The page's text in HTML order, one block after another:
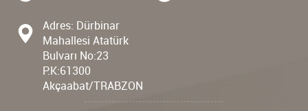
Adres: Dürbinar
Mahallesi Atatürk
Bulvarı No:23
P.K:61300
Akçaabat/TRABZON